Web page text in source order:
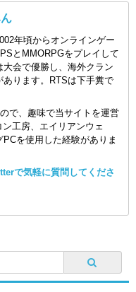
年頃からオンラインゲー
とMMORPGをプレイして
大会で優勝し、海外クラン
あります。RTSは下手糞で
で、趣味で当サイトを運営
工房、エイリアンウェ
を使用した経験がありま
で気軽に質問してくださ